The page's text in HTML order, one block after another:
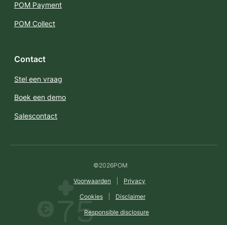
POM Payment
POM Collect
Contact
Stel een vraag
Boek een demo
Salescontact
©2026POM
Voorwaarden Privacy
Cookies Disclaimer
Responsible disclosure